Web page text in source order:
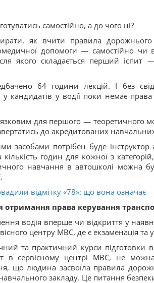
самостійно, а до чого ні?
як вчити правила
допомоги — самостійно
якого складається перший іспит
64 години лекцій. І без
кандидатів у водії поки немає
для першого — теоретичного
до акредитованих
засобами потрібен буде
годин для кожної з
навчання в автошколі можна
відмітку «78»: що вона означає
права керування
водія вперше чи відкриття у
центру МВС, де є екзаменація та
та практичний курси підготовки
в сервісному центрі МВС, не
що людина засвоїла правила
закладу. Це питання